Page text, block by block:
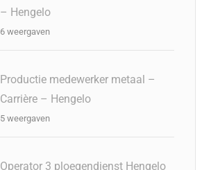
– Hengelo
6 weergaven
Productie medewerker metaal –
Carrière – Hengelo
5 weergaven
Operator 3 ploegendienst Hengelo